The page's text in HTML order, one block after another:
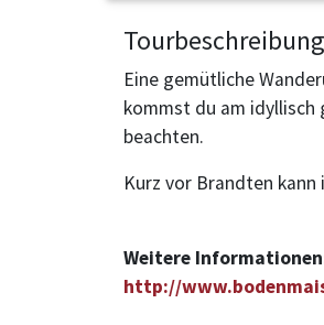
Eine gemütliche
kommst du am
beachten.
Kurz vor Brandten
Weitere
http://